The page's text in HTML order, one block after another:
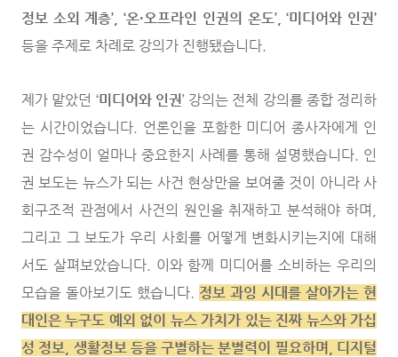
정보 소외 계층’, ‘온·오프라인 인권의 온도’, ‘미디어와 인권’
등을 주제로 차례로 강의가 진행됐습니다.
제가 맡았던 ‘미디어와 인권’ 강의는 전체 강의를 종합 정리하
는 시간이었습니다. 언론인을 포함한 미디어 종사자에게 인
권 감수성이 얼마나 중요한지 사례를 통해 설명했습니다. 인
권 보도는 뉴스가 되는 사건 현상만을 보여줄 것이 아니라 사
회구조적 관점에서 사건의 원인을 취재하고 분석해야 하며,
그리고 그 보도가 우리 사회를 어떻게 변화시키는지에 대해
서도 살펴보았습니다. 이와 함께 미디어를 소비하는 우리의
모습을 돌아보기도 했습니다. 정보 과잉 시대를 살아가는 현
대인은 누구도 예외 없이 뉴스 가치가 있는 진짜 뉴스와 가십
성 정보, 생활정보 등을 구별하는 분별력이 필요하며, 디지털